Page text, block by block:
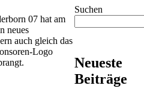
07 hat am
neues
auch gleich das
Logo
Suchen
Neueste
Beiträge